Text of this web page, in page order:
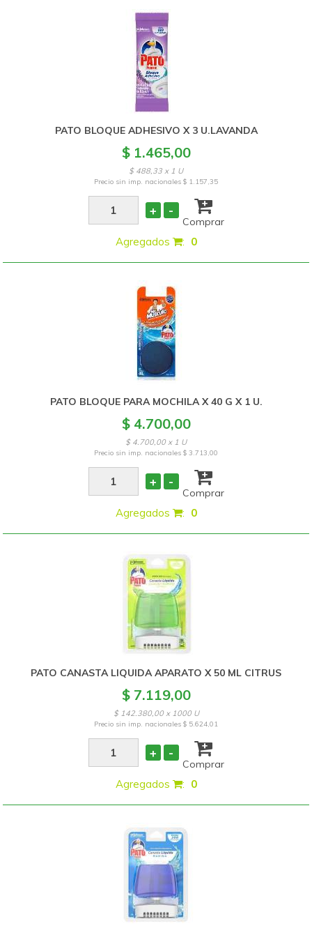
PATO BLOQUE ADHESIVO X 3 U.LAVANDA
$ 1.465,00
$ 488,33 x 1 U
Precio sin imp. nacionales$ 1.157,35
+ -
Comprar
Agregados : 0
PATO BLOQUE PARA MOCHILA X 40 G X 1 U.
$ 4.700,00
$ 4.700,00 x 1 U
Precio sin imp. nacionales$ 3.713,00
+ -
Comprar
Agregados : 0
PATO CANASTA LIQUIDA APARATO X 50 ML CITRUS
$ 7.119,00
$ 142.380,00 x 1000 U
Precio sin imp. nacionales$ 5.624,01
+ -
Comprar
Agregados : 0